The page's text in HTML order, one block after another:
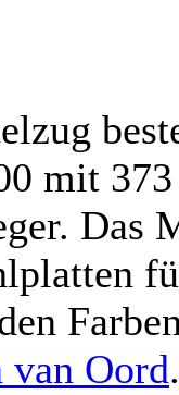
mit
Das
van Oord.